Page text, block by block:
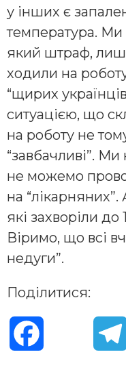
у інших є
температура. Ми
який штраф, лиш
ходили на
“щирих
ситуацією, що
на роботу не
“завбачливі”. Ми
не можемо
на “лікарняних”.
які захворіли
Віримо, що всі
недуги”.
Поділитися: